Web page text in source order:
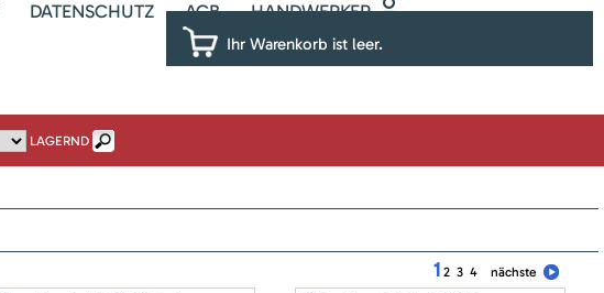
DATENSCHUTZ AGB HANDWERKER
Ihr Warenkorb ist leer.
LAGERND
1 2 3 4 nächste